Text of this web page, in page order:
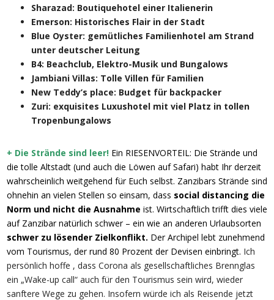
Sharazad: Boutiquehotel einer Italienerin
Emerson: Historisches Flair in der Stadt
Blue Oyster: gemütliches Familienhotel am Strand
unter deutscher Leitung
B4: Beachclub, Elektro-Musik und Bungalows
Jambiani Villas: Tolle Villen für Familien
New Teddy’s place: Budget für backpacker
Zuri: exquisites Luxushotel mit viel Platz in tollen
Tropenbungalows
+ Die Strände sind leer! Ein RIESENVORTEIL: Die Strände und
die tolle Altstadt (und auch die Löwen auf Safari) habt Ihr derzeit
wahrscheinlich weitgehend für Euch selbst. Zanzibars Strände sind
ohnehin an vielen Stellen so einsam, dass social distancing die
Norm und nicht die Ausnahme ist. Wirtschaftlich trifft dies viele
auf Zanzibar natürlich schwer – ein wie an anderen Urlaubsorten
schwer zu lösender Zielkonflikt. Der Archipel lebt zunehmend
vom Tourismus, der rund 80 Prozent der Devisen einbringt. Ich
persönlich hoffe , dass Corona als gesellschaftliches Brennglas
ein „Wake-up call“ auch für den Tourismus sein wird, wieder
sanftere Wege zu gehen. Insofern würde ich als Reisende jetzt